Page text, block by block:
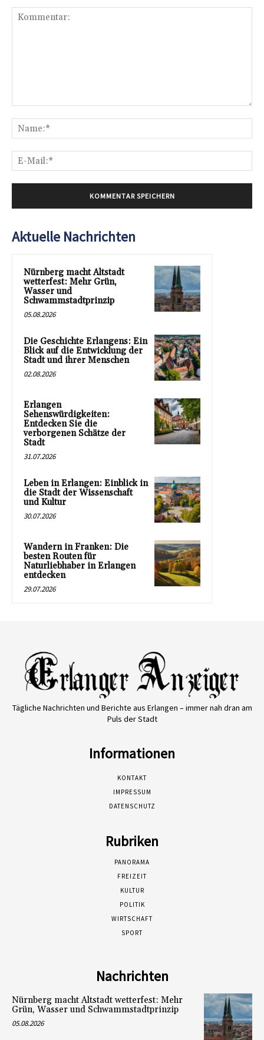
Aktuelle Nachrichten
Nürnberg macht Altstadt
wetterfest: Mehr Grün,
Wasser und
Schwammstadtprinzip
05.08.2026
Die Geschichte Erlangens: Ein
Blick auf die Entwicklung der
Stadt und ihrer Menschen
02.08.2026
Erlangen
Sehenswürdigkeiten:
Entdecken Sie die
verborgenen Schätze der
Stadt
31.07.2026
Leben in Erlangen: Einblick in
die Stadt der Wissenschaft
und Kultur
30.07.2026
Wandern in Franken: Die
besten Routen für
Naturliebhaber in Erlangen
entdecken
29.07.2026
Tägliche Nachrichten und Berichte aus Erlangen – immer nah dran am
Puls der Stadt
Informationen
KONTAKT
IMPRESSUM
DATENSCHUTZ
Rubriken
PANORAMA
FREIZEIT
KULTUR
POLITIK
WIRTSCHAFT
SPORT
Nachrichten
Nürnberg macht Altstadt wetterfest: Mehr
Grün, Wasser und Schwammstadtprinzip
05.08.2026